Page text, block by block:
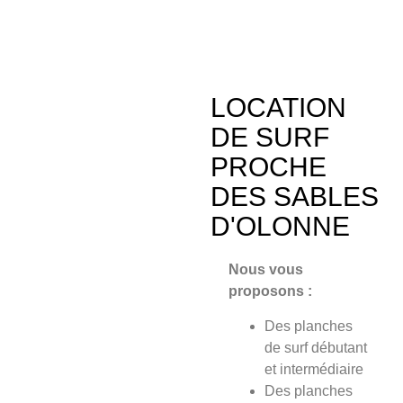
LOCATION
DE SURF
PROCHE
DES SABLES
D'OLONNE
Nous vous
proposons :
Des planches
de surf débutant
et intermédiaire
Des planches